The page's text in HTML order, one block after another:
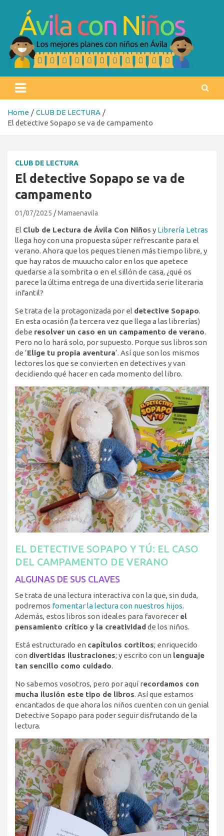
content
Ávila con niños
Home
CLUB DE LECTURA
El detective Sopapo se va de campamento
CLUB DE LECTURA
El detective Sopapo se va de
campamento
01/07/2025 Mamaenavila
El Club de Lectura de Ávila Con Niños y Librería Letras
llega hoy con una propuesta súper refrescante para el
verano. Ahora que los peques tienen más tiempo libre, y
que hay ratos de muuucho calor en los que apetece
quedarse a la sombrita o en el sillón de casa, ¿qué os
parece la última entrega de una divertida serie literaria
infantil?
Se trata de la protagonizada por el detective Sopapo.
En esta ocasión (la tercera vez que llega a las librerías)
debe resolver un caso en un campamento de verano.
Pero no lo hará solo, por supuesto. Porque sus libros son
de ‘Elige tu propia aventura‘. Así que son los mismos
lectores los que se convierten en detectives y van
decidiendo qué hacer en cada momento del libro.
EL DETECTIVE SOPAPO Y TÚ: EL CASO
DEL CAMPAMENTO DE VERANO
ALGUNAS DE SUS CLAVES
Se trata de una lectura interactiva con la que, sin duda,
podremos fomentar la lectura con nuestros hijos.
Además, estos libros son ideales para favorecer el
pensamiento crítico y la creatividad de los niños.
Está estructurado en capítulos cortitos; enriquecido
con divertidas ilustraciones; y escrito con un lenguaje
tan sencillo como cuidado.
No sabemos vosotros, pero por aquí recordamos con
mucha ilusión este tipo de libros. Así que estamos
encantados de que ahora los niños cuenten con un genial
Detective Sopapo para poder seguir disfrutando de la
lectura.